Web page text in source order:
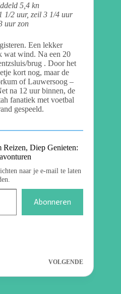
5,4 kn
1/2 uur, zeil 3 1/4 uur
uur zon
Een lekker
wat wind. Na een 20
brug . Door het
kort nog, maar de
of Lauwersoog –
na 12 uur binnen, de
fanatiek met voetbal
gespeeld.
Reizen, Diep Genieten:
naar je e-mail te laten
Abonneren
VOLGENDE